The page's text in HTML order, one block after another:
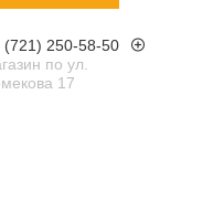
(721) 250-58-50
по ул.
17